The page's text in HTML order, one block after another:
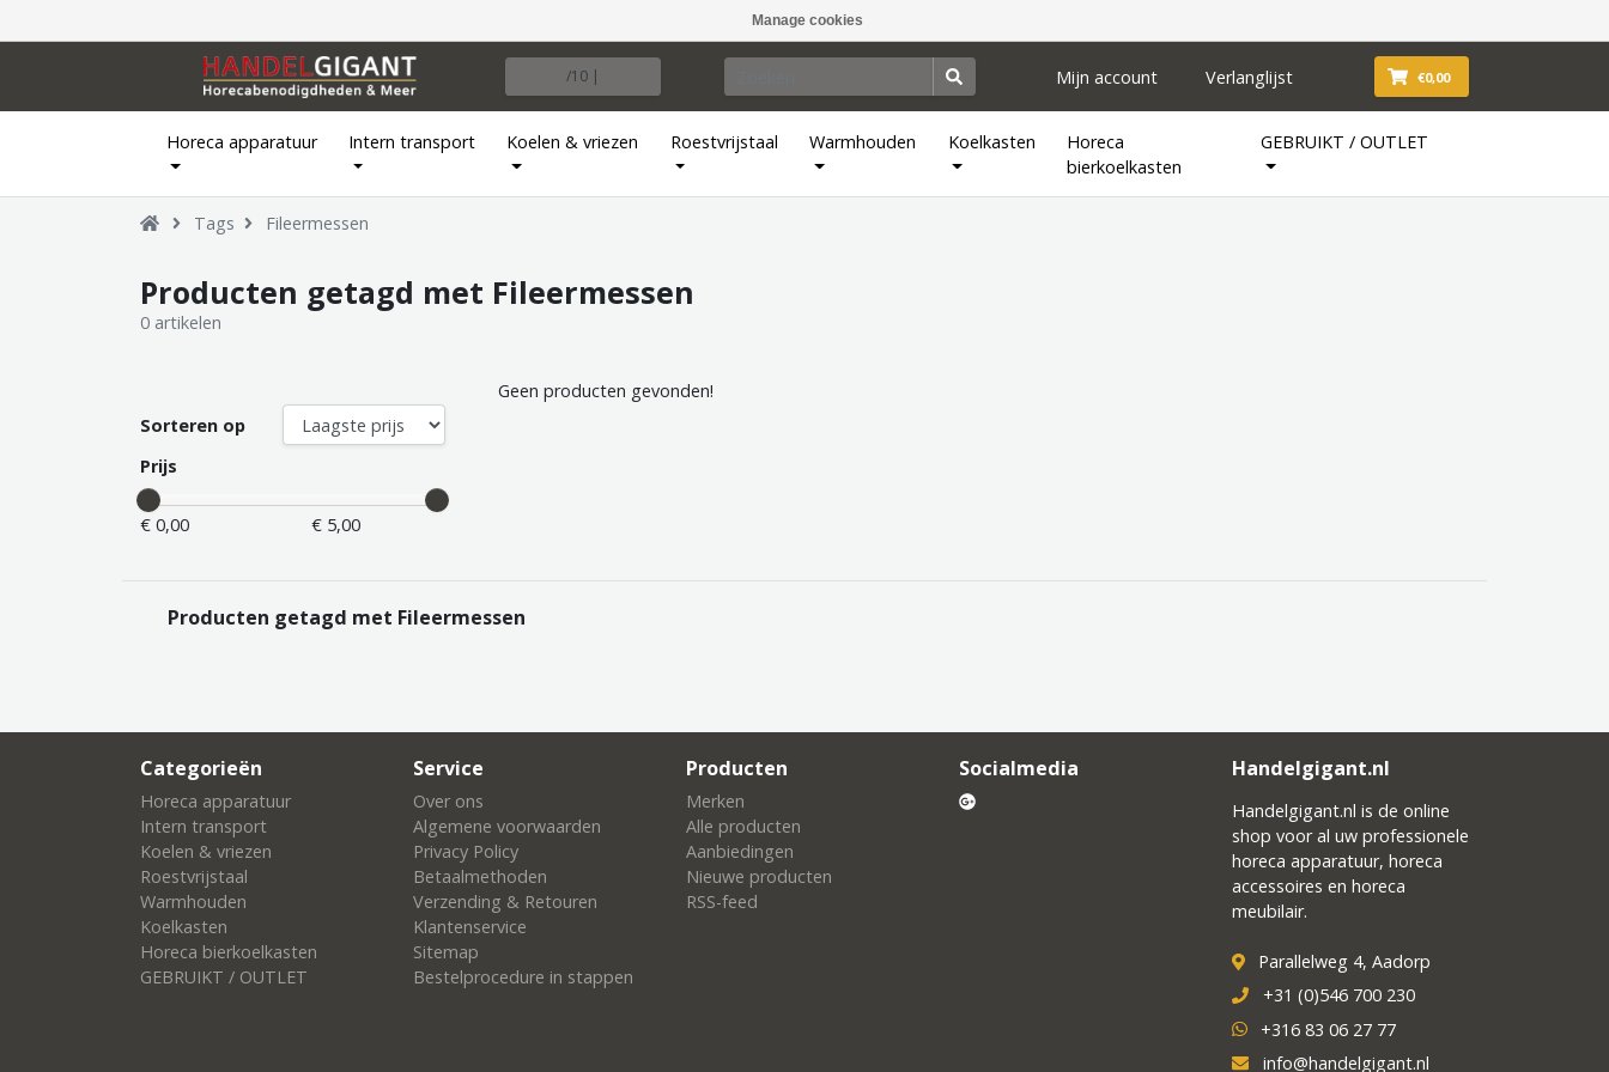
Manage cookies
/10 | Mijn account Verlanglijst €0,00
Horeca apparatuur Intern transport Koelen & vriezen Roestvrijstaal Warmhouden Koelkasten
Horeca
bierkoelkasten
GEBRUIKT / OUTLET
Tags Fileermessen
Producten getagd met Fileermessen
0 artikelen
Sorteren op
Prijs
€ 0,00 € 5,00
Geen producten gevonden!
Producten getagd met Fileermessen
Categorieën
Horeca apparatuur
Intern transport
Koelen & vriezen
Roestvrijstaal
Warmhouden
Koelkasten
Horeca bierkoelkasten
GEBRUIKT / OUTLET
Service
Over ons
Algemene voorwaarden
Privacy Policy
Betaalmethoden
Verzending & Retouren
Klantenservice
Sitemap
Bestelprocedure in stappen
Producten
Merken
Alle producten
Aanbiedingen
Nieuwe producten
RSS-feed
Socialmedia Handelgigant.nl
Handelgigant.nl is de online
shop voor al uw professionele
horeca apparatuur, horeca
accessoires en horeca
meubilair.
Parallelweg 4, Aadorp
+31 (0)546 700 230
+316 83 06 27 77
info@handelgigant.nl